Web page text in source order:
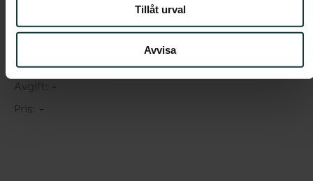
Tillåt urval
Avvisa
Våning: 1
Avgift:
-
Pris: -